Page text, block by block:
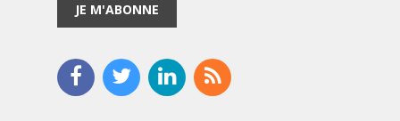
JE M'ABONNE